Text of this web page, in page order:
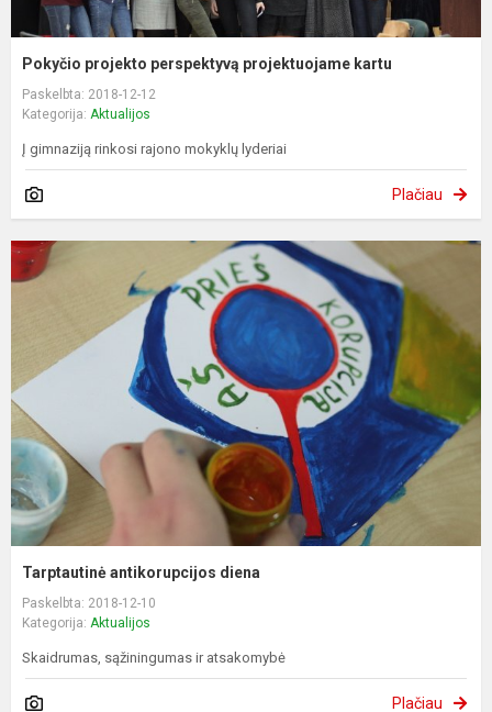
Pokyčio projekto perspektyvą projektuojame kartu
Paskelbta: 2018-12-12
Kategorija: Aktualijos
Į gimnaziją rinkosi rajono mokyklų lyderiai
Plačiau
Tarptautinė antikorupcijos diena
Paskelbta: 2018-12-10
Kategorija: Aktualijos
Skaidrumas, sąžiningumas ir atsakomybė
Plačiau